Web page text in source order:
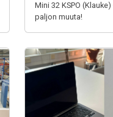
Mini 32 KSPO
paljon muuta!